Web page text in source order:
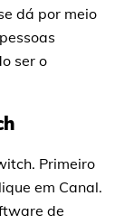
dá por meio
ser o
Primeiro
em Canal.
de